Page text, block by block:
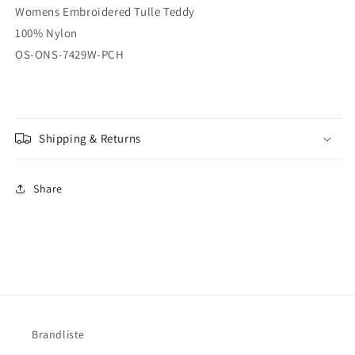
Womens Embroidered Tulle Teddy
100% Nylon
OS-ONS-7429W-PCH
Shipping & Returns
Share
Brandliste